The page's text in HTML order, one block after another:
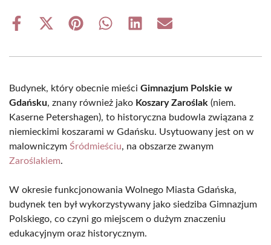
Share
Share
(Twitter)
Share Share Share Share
Budynek, który obecnie mieści Gimnazjum Polskie w
Gdańsku, znany również jako Koszary Zaroślak (niem.
Kaserne Petershagen), to historyczna budowla związana z
niemieckimi koszarami w Gdańsku. Usytuowany jest on w
malowniczym Śródmieściu, na obszarze zwanym
Zaroślakiem.
W okresie funkcjonowania Wolnego Miasta Gdańska,
budynek ten był wykorzystywany jako siedziba Gimnazjum
Polskiego, co czyni go miejscem o dużym znaczeniu
edukacyjnym oraz historycznym.